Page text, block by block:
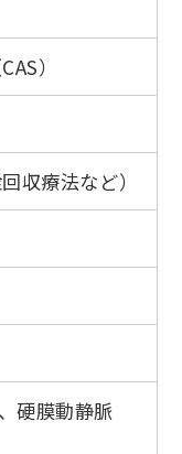
）
収療法など）
硬膜動静脈